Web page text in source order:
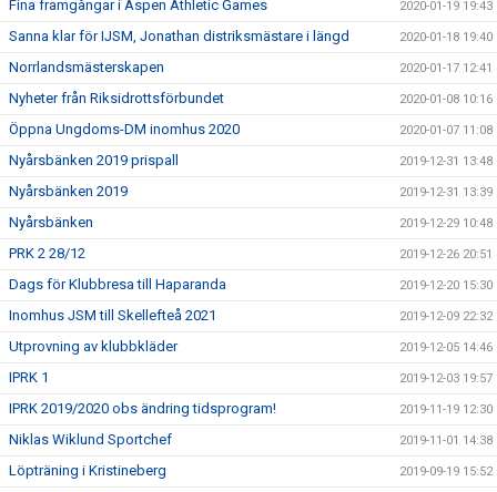
Fina framgångar i Aspen Athletic Games 2020-01-19 19:43
Sanna klar för IJSM, Jonathan distriksmästare i längd 2020-01-18 19:40
Norrlandsmästerskapen 2020-01-17 12:41
Nyheter från Riksidrottsförbundet 2020-01-08 10:16
Öppna Ungdoms-DM inomhus 2020 2020-01-07 11:08
Nyårsbänken 2019 prispall 2019-12-31 13:48
Nyårsbänken 2019 2019-12-31 13:39
Nyårsbänken 2019-12-29 10:48
PRK 2 28/12 2019-12-26 20:51
Dags för Klubbresa till Haparanda 2019-12-20 15:30
Inomhus JSM till Skellefteå 2021 2019-12-09 22:32
Utprovning av klubbkläder 2019-12-05 14:46
IPRK 1 2019-12-03 19:57
IPRK 2019/2020 obs ändring tidsprogram! 2019-11-19 12:30
Niklas Wiklund Sportchef 2019-11-01 14:38
Löpträning i Kristineberg 2019-09-19 15:52